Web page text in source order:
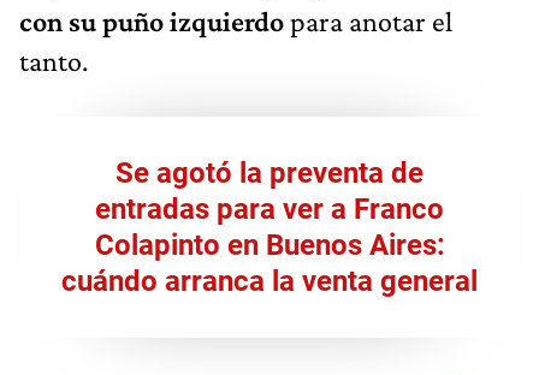
con su puño izquierdopara anotar el
tanto.
Se agotó la preventa de
entradas para ver a Franco
Colapinto en Buenos Aires:
cuándo arranca la venta general